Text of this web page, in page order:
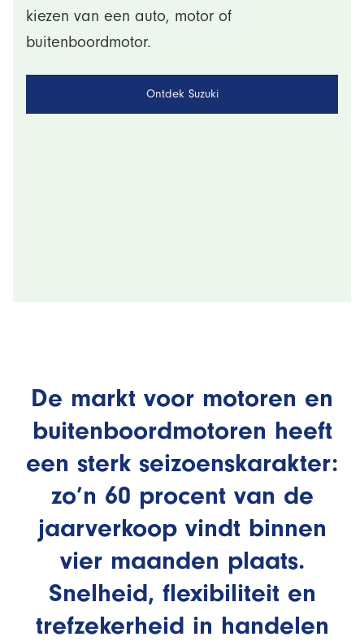
kiezen van een auto, motor of
buitenboordmotor.
Ontdek Suzuki
De markt voor motoren en
buitenboordmotoren heeft
een sterk seizoenskarakter:
zo’n 60 procent van de
jaarverkoop vindt binnen
vier maanden plaats.
Snelheid, flexibiliteit en
trefzekerheid in handelen